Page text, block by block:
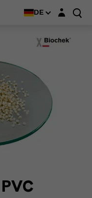
DE Login-Maske